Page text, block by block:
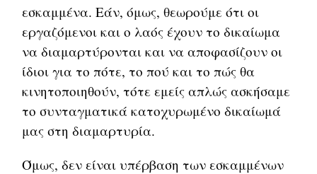
εσκαμμένα. Εάν, όμως, θεωρούμε ότι οι
εργαζόμενοι και ο λαός έχουν το δικαίωμα
να διαμαρτύρονται και να αποφασίζουν οι
ίδιοι για το πότε, το πού και το πώς θα
κινητοποιηθούν, τότε εμείς απλώς ασκήσαμε
το συνταγματικά κατοχυρωμένο δικαίωμά
μας στη διαμαρτυρία.
Όμως, δεν είναι υπέρβαση των εσκαμμένων